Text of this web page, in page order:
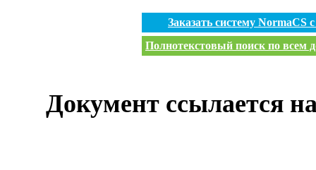
Заказать систему
Полнотекстовый поиск по всем
Документ ссылается